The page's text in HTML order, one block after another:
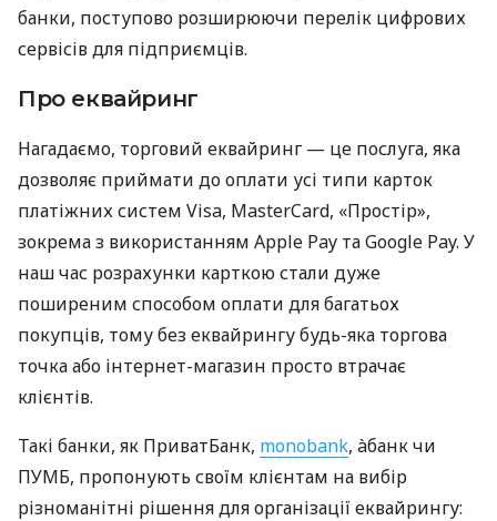
банки, поступово розширюючи перелік цифрових
сервісів для підприємців.
Про еквайринг
Нагадаємо, торговий еквайринг — це послуга, яка
дозволяє приймати до оплати усі типи карток
платіжних систем Visa, MasterCard, «Простір»,
зокрема з використанням Apple Pay та Google Pay. У
наш час розрахунки карткою стали дуже
поширеним способом оплати для багатьох
покупців, тому без еквайрингу будь-яка торгова
точка або інтернет-магазин просто втрачає
клієнтів.
Такі банки, як ПриватБанк, monobank, àбанк чи
ПУМБ, пропонують своїм клієнтам на вибір
різноманітні рішення для організації еквайрингу: